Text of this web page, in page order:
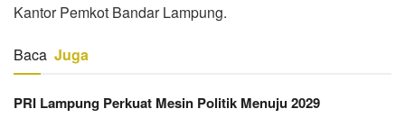
Kantor Pemkot Bandar Lampung.
Baca Juga
PRI Lampung Perkuat Mesin Politik Menuju 2029